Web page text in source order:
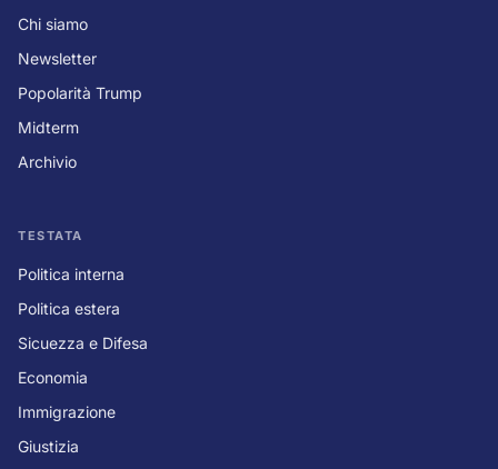
Chi siamo
Newsletter
Popolarità Trump
Midterm
Archivio
TESTATA
Politica interna
Politica estera
Sicuezza e Difesa
Economia
Immigrazione
Giustizia